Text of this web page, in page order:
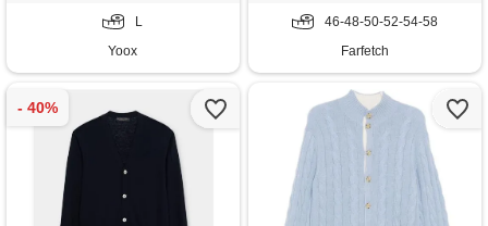
L
Yoox
46-48-50-52-54-58
Farfetch